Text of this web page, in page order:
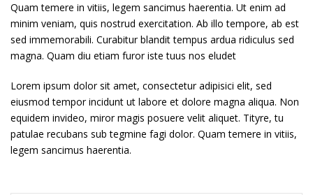
Quam temere in vitiis, legem sancimus haerentia. Ut enim ad
minim veniam, quis nostrud exercitation. Ab illo tempore, ab est
sed immemorabili. Curabitur blandit tempus ardua ridiculus sed
magna. Quam diu etiam furor iste tuus nos eludet
Lorem ipsum dolor sit amet, consectetur adipisici elit, sed
eiusmod tempor incidunt ut labore et dolore magna aliqua. Non
equidem invideo, miror magis posuere velit aliquet. Tityre, tu
patulae recubans sub tegmine fagi dolor. Quam temere in vitiis,
legem sancimus haerentia.